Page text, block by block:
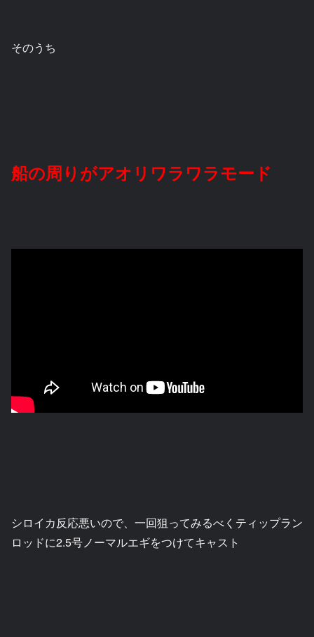
そのうち
船の周りがアオリワラワラモード
シロイカ反応悪いので、一回狙ってみるべくティップラン
ロッドに2.5号ノーマルエギをつけてキャスト